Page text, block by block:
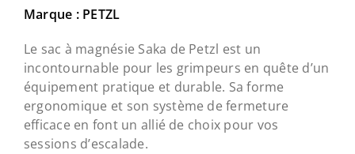
Marque : PETZL
Le sac à magnésie Saka de Petzl est un
incontournable pour les grimpeurs en quête d’un
équipement pratique et durable. Sa forme
ergonomique et son système de fermeture
efficace en font un allié de choix pour vos
sessions d’escalade.